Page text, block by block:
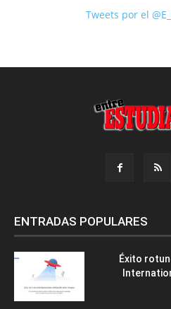
Tweets por el
ENTRADAS POPULARES
Éxito